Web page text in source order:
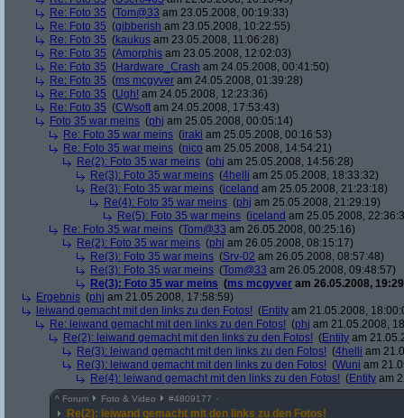
Re: Foto 35 (Tom@33 am 23.05.2008, 00:19:33)
Re: Foto 35 (gibberish am 23.05.2008, 10:22:55)
Re: Foto 35 (kaukus am 23.05.2008, 11:06:28)
Re: Foto 35 (Amorphis am 23.05.2008, 12:02:03)
Re: Foto 35 (Hardware_Crash am 24.05.2008, 00:41:50)
Re: Foto 35 (ms mcgyver am 24.05.2008, 01:39:28)
Re: Foto 35 (Ugh! am 24.05.2008, 12:23:36)
Re: Foto 35 (CWsoft am 24.05.2008, 17:53:43)
Foto 35 war meins (phj am 25.05.2008, 00:05:14)
Re: Foto 35 war meins (iraki am 25.05.2008, 00:16:53)
Re: Foto 35 war meins (nico am 25.05.2008, 14:54:21)
Re(2): Foto 35 war meins (phj am 25.05.2008, 14:56:28)
Re(3): Foto 35 war meins (4helli am 25.05.2008, 18:33:32)
Re(3): Foto 35 war meins (iceland am 25.05.2008, 21:23:18)
Re(4): Foto 35 war meins (phj am 25.05.2008, 21:29:19)
Re(5): Foto 35 war meins (iceland am 25.05.2008,
Re: Foto 35 war meins (Tom@33 am 26.05.2008, 00:25:16)
Re(2): Foto 35 war meins (phj am 26.05.2008, 08:15:17)
Re(3): Foto 35 war meins (Srv-02 am 26.05.2008, 08:57:48)
Re(3): Foto 35 war meins (Tom@33 am 26.05.2008, 09:48:57)
Re(3): Foto 35 war meins (ms mcgyver am 26.05.2008,
Ergebnis (phj am 21.05.2008, 17:58:59)
leiwand gemacht mit den links zu den Fotos! (Entity am 21.05.2008,
Re: leiwand gemacht mit den links zu den Fotos! (phj am 21.05.2008,
Re(2): leiwand gemacht mit den links zu den Fotos! (Entity am
Re(3): leiwand gemacht mit den links zu den Fotos! (4helli am
Re(3): leiwand gemacht mit den links zu den Fotos! (Wuni am
Re(4): leiwand gemacht mit den links zu den Fotos! (Entity am
^ Forum Foto & Video #4809177
Re(2): leiwand gemacht mit den links zu den Fotos!